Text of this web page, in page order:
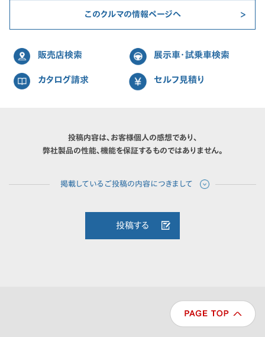
このクルマの情報ページへ
販売店検索 展示車・試乗車検索
カタログ請求 セルフ見積り
投稿内容は、お客様個人の感想であり、
弊社製品の性能、機能を保証するものではありません。
投稿する